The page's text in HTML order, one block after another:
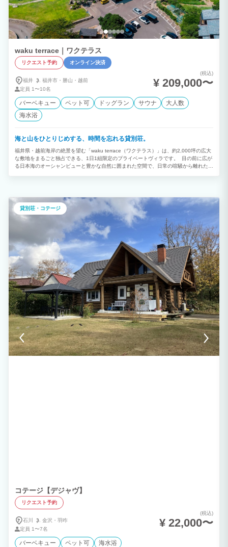
waku terrace｜ワクテラス
リクエスト予約 オンライン決済
福井 福井市・ 勝山・ 越前
定員 1〜10名
(税込)
¥ 209,000〜
バーベキュー ペット可 ドッグラン サウナ
大人数
海水浴
海と山をひとりじめする、時間を忘れる貸別荘。
福井県・越前海岸の絶景を望む「waku terrace（ワクテラス）」は、約2,000坪の広大
な敷地をまるごと独占できる、1日1組限定のプライベートヴィラです。 目の前に広が
る日本海のオーシャンビューと豊かな自然に囲まれた空間で、日常の喧騒から離れた特
めながらセルフロウリュを楽しめる本格プライベートサウナや、愛犬と気兼ねなく走り
回れる広大な天然芝のドッグラン、潮風を感じながら楽しむ屋外BBQデッキなど、非
日常を満喫できる設備が充実しているのが最大の魅力です。 ご家族やご友人とのグル
ープ旅行はもちろん、企業様のワーケーションや合宿、愛犬との特別なリトリート体
験、ウエディングなど、お客様のスタイルに合わせて自由にご利用いただける極上のプ
ライベート空間となっております。
貸別荘・コテージ
コテージ【デジャヴ】
リクエスト予約
石川 金沢・ 羽咋
定員 1〜7名
(税込)
¥ 22,000〜
バーベキュー ペット可 海水浴